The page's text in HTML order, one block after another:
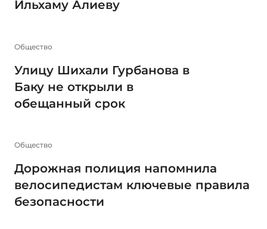
Ильхаму Алиеву
Общество
Улицу Шихали Гурбанова в
Баку не открыли в
обещанный срок
Общество
Дорожная полиция напомнила
велосипедистам ключевые правила
безопасности